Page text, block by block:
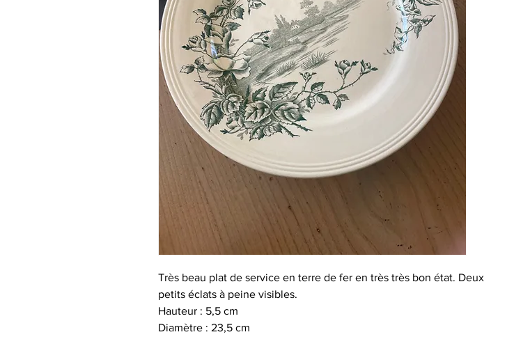
Très beau plat de service en terre de fer en très très bon état. Deux
petits éclats à peine visibles.
Hauteur : 5,5 cm
Diamètre : 23,5 cm